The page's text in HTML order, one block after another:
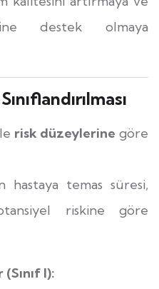
destek olmaya
risk düzeylerine göre
hastaya temas süresi,
riskine göre
I):